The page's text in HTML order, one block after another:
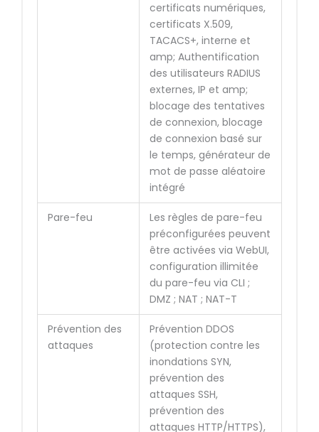
certificats numériques,
certificats X.509,
TACACS+, interne et
amp; Authentification
des utilisateurs RADIUS
externes, IP et amp;
blocage des tentatives
de connexion, blocage
de connexion basé sur
le temps, générateur de
mot de passe aléatoire
intégré
Pare-feu
Les règles de pare-feu
préconfigurées peuvent
être activées via WebUI,
configuration illimitée
du pare-feu via CLI ;
DMZ ; NAT ; NAT-T
Prévention des
attaques
Prévention DDOS
(protection contre les
inondations SYN,
prévention des
attaques SSH,
prévention des
attaques HTTP/HTTPS),